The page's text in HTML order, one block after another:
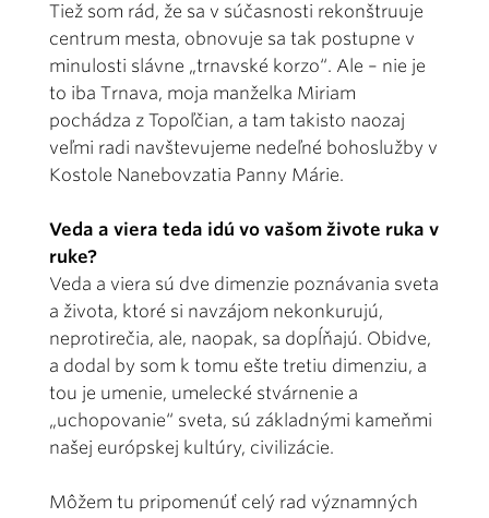
Tiež som rád, že sa v súčasnosti rekonštruuje
centrum mesta, obnovuje sa tak postupne v
minulosti slávne „trnavské korzo“. Ale – nie je
to iba Trnava, moja manželka Miriam
pochádza z Topoľčian, a tam takisto naozaj
veľmi radi navštevujeme nedeľné bohoslužby v
Kostole Nanebovzatia Panny Márie.
Veda a viera teda idú vo vašom živote ruka v
ruke?
Veda a viera sú dve dimenzie poznávania sveta
a života, ktoré si navzájom nekonkurujú,
neprotirečia, ale, naopak, sa dopĺňajú. Obidve,
a dodal by som k tomu ešte tretiu dimenziu, a
tou je umenie, umelecké stvárnenie a
„uchopovanie“ sveta, sú základnými kameňmi
našej európskej kultúry, civilizácie.
Môžem tu pripomenúť celý rad významných